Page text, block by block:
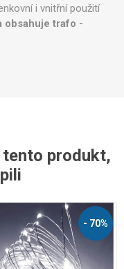
i vnitřní použití
obsahuje trafo -
produkt,
- 70%